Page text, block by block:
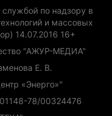
по надзору в
и массовых
14.07.2016 16+
"АЖУР-МЕДИА"
Е. В.
«Энерго»"
78/00324476